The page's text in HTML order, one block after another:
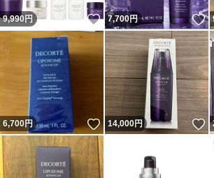
9,990 円 いいね！
7,700円
6,700円 いいね！
14,000円